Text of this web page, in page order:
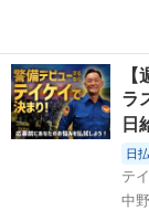
ラ
日
日
中